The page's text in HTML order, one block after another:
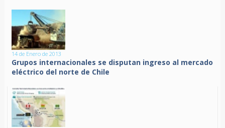
14 de Enero de 2013
Grupos internacionales se disputan ingreso al mercado
eléctrico del norte de Chile